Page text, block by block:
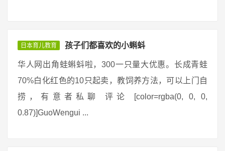
日本育儿教育 孩子们都喜欢的小蝌蚪
华人网出角蛙蝌蚪啦，300一只量大优惠。长成青蛙
70%白化红色的10只起卖，教饲养方法，可以上门自
捞，有意者私聊 评论 [color=rgba(0, 0, 0,
0.87)]GuoWengui ...